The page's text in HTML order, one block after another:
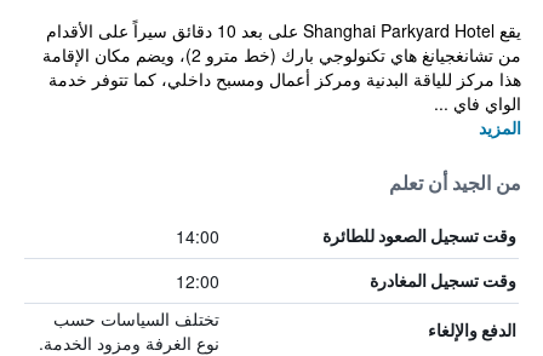
يقع Shanghai Parkyard Hotel على بعد 10 دقائق سيراً على الأقدام
من تشانغجيانغ هاي تكنولوجي بارك (خط مترو 2)، ويضم مكان الإقامة
هذا مركز للياقة البدنية ومركز أعمال ومسبح داخلي، كما تتوفر خدمة
الواي فاي ...
المزيد
من الجيد أن تعلم
وقت تسجيل الصعود للطائرة 14:00
وقت تسجيل المغادرة 12:00
الدفع والإلغاء
تختلف السياسات حسب
نوع الغرفة ومزود الخدمة.